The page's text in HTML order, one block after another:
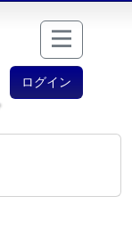
ログイン